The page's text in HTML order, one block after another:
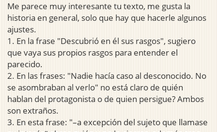
Me parece muy interesante tu texto, me gusta la
historia en general, solo que hay que hacerle algunos
ajustes.
1. En la frase "Descubrió en él sus rasgos", sugiero
que vaya sus propios rasgos para entender el
parecido.
2. En las frases: "Nadie hacía caso al desconocido. No
se asombraban al verlo" no está claro de quién
hablan del protagonista o de quien persigue? Ambos
son extraños.
3. En esta frase: "–a excepción del sujeto que llamase